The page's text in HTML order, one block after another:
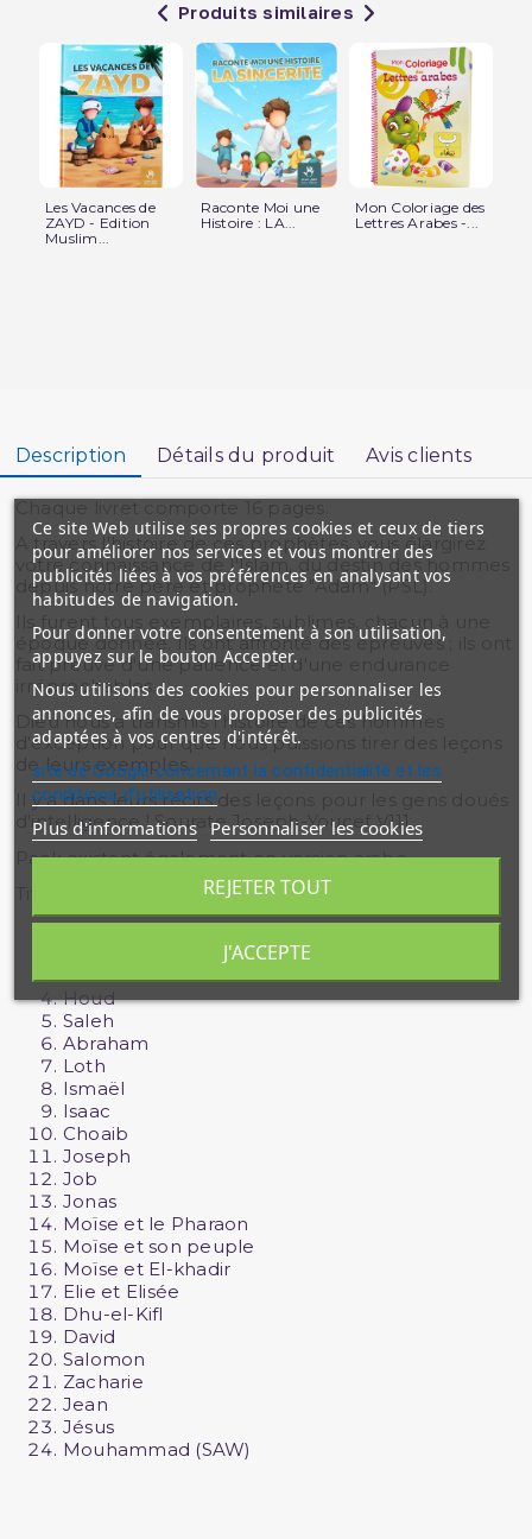
Produits similaires
Les Vacances de
ZAYD - Edition
Muslim...
Raconte Moi une
Histoire : LA...
Mon Coloriage des
Lettres Arabes -...
Description Détails du produit Avis clients
A travers l'histoire de ces prophètes, vous élargirez
votre connaissance de l'Islam, du destin des hommes
depuis notre père et prophète "Adam" (PSL).
Ils furent tous exemplaires, sublimes, chacun à une
époque donnée. Ils ont affronté des épreuves ; ils ont
fait preuve d'une patience et d'une endurance
irréprochables.
Dieu nous a transmis l'histoire de ces hommes
d'exception pour que nous puissions tirer des leçons
de leurs exemples.
Il y a dans leurs récits des leçons pour les gens doués
d'intelligence ! Sourate Joseph-Youcef V111.
Pack existant également enversion arabe.
Titres des 24 livrets sur les prophètes (Paix sur eux) :
Adam
Noé
Houd
Saleh
Abraham
Loth
Ismaël
Isaac
Choaib
Joseph
Job
Jonas
Moïse et le Pharaon
Moïse et son peuple
Moïse et El-khadir
Elie et Elisée
Dhu-el-Kifl
David
Salomon
Zacharie
Jean
Jésus
Mouhammad (SAW)
Ce site Web utilise ses propres cookies et ceux de tiers
pour améliorer nos services et vous montrer des
publicités liées à vos préférences en analysant vos
habitudes de navigation.
Pour donner votre consentement à son utilisation,
appuyez sur le bouton Accepter.
Nous utilisons des cookies pour personnaliser les
annonces, afin de vous proposer des publicités
adaptées à vos centres d'intérêt.
site de Google concernant la confidentialité et les
conditions d'utilisation
Plus d'informations Personnaliser les cookies
REJETER TOUT
J'ACCEPTE